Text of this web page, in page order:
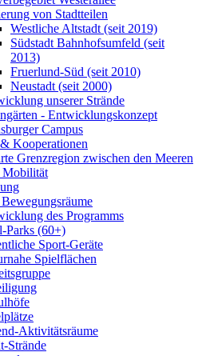
von Stadtteilen
Westliche Altstadt (seit 2019)
Südstadt Bahnhofsumfeld (seit
2013)
Fruerlund-Süd (seit 2010)
Neustadt (seit 2000)
unserer Strände
- Entwicklungskonzept
Campus
Kooperationen
Grenzregion zwischen den Meeren
Mobilität
des Programms
Parks (60+)
Sport-Geräte
Spielflächen
Aktivitätsräume
Strände